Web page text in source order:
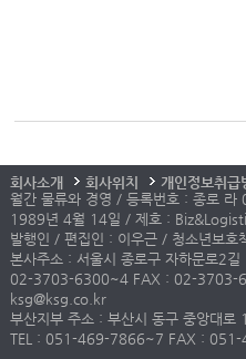
회사소개 회사위치 개인정보취급
월간 물류와 경영 / 등록번호 : 종로
1989년 4월 14일 / 제호 :
발행인 / 편집인 : 이우근 / 청소년보호
본사주소 : 서울시 종로구 자하문로2
02-3703-6300~4 FAX : 02-3703-
ksg@ksg.co.kr
부산지부 주소 : 부산시 동구 중앙대
TEL : 051-469-7866~7 FAX :